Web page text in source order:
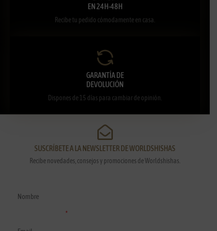
EN 24H-48H
Recibe tu pedido cómodamente en casa.
GARANTÍA DE
DEVOLUCIÓN
Dispones de 15 días para cambiar de opinión.
SUSCRÍBETE A LA NEWSLETTER DE WORLDSHISHAS
Recibe novedades, consejos y promociones de Worldshishas.